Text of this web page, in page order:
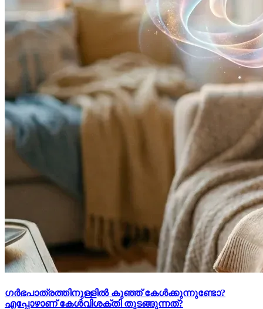
ഗർഭപാത്രത്തിനുള്ളിൽ കുഞ്ഞ് കേൾക്കുന്നുണ്ടോ?
എപ്പോഴാണ് കേൾവിശക്തി തുടങ്ങുന്നത്?